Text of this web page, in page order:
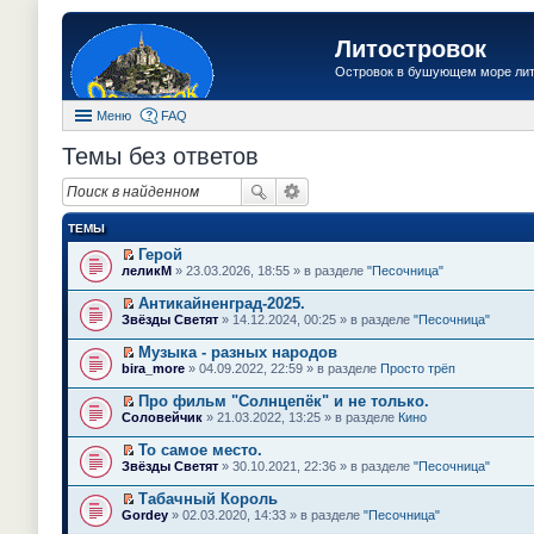
Литостровок
Островок в бушующем море
Меню FAQ
Темы без ответов
ТЕМЫ
П
р
е
й
т
и
к
е
р
в
о
м
у
е
п
р
Герой
леликМ » 23.03.2026, 18:55 » в разделе "Песочница"
П
р
е
й
т
и
к
е
р
в
о
м
у
Антикайненград-2025.
Звёзды Светят » 14.12.2024, 00:25 » в разделе "Песочница"
П
р
е
й
т
и
к
е
в
Музыка - разных народов
bira_more » 04.09.2022, 22:59 » в разделе Просто трёп
П
р
й
т
и
к
Про фильм "Солнцепёк" и не только.
Соловейчик » 21.03.2022, 13:25 » в разделе Кино
П
р
й
То самое место.
Звёзды Светят » 30.10.2021, 22:36 » в разделе "Песочница"
П
Табачный Король
Gordey » 02.03.2020, 14:33 » в разделе "Песочница"